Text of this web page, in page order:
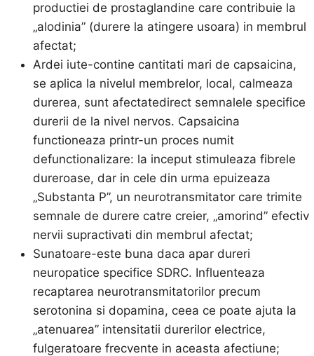
productiei de prostaglandine care contribuie la
„alodinia” (durere la atingere usoara) in membrul
afectat;
Ardei iute-contine cantitati mari de capsaicina,
se aplica la nivelul membrelor, local, calmeaza
durerea, sunt afectatedirect semnalele specifice
durerii de la nivel nervos. Capsaicina
functioneaza printr-un proces numit
defunctionalizare: la inceput stimuleaza fibrele
dureroase, dar in cele din urma epuizeaza
„Substanta P”, un neurotransmitator care trimite
semnale de durere catre creier, „amorind” efectiv
nervii supractivati din membrul afectat;
Sunatoare-este buna daca apar dureri
neuropatice specifice SDRC. Influenteaza
recaptarea neurotransmitatorilor precum
serotonina si dopamina, ceea ce poate ajuta la
„atenuarea” intensitatii durerilor electrice,
fulgeratoare frecvente in aceasta afectiune;